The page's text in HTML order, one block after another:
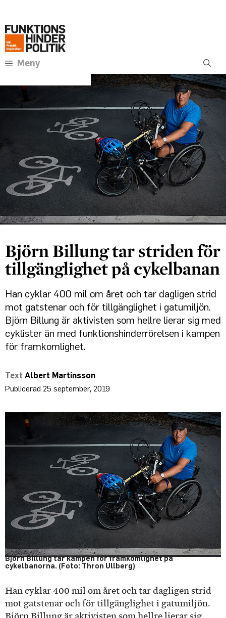
innehåll
Meny
Björn Billung tar striden för
tillgänglighet på cykelbanan
Han cyklar 400 mil om året och tar dagligen strid
mot gatstenar och för tillgänglighet i gatumiljön.
Björn Billung är aktivisten som hellre lierar sig med
cyklister än med funktionshinderrörelsen i kampen
för framkomlighet.
Albert Martinsson
25 september, 2019
Björn Billung tar kampen för framkomlighet på
cykelbanorna. (Foto: Thron Ullberg)
Han cyklar 400 mil om året och tar dagligen strid
mot gatstenar och för tillgänglighet i gatumiljön.
Björn Billung är aktivisten som hellre lierar sig